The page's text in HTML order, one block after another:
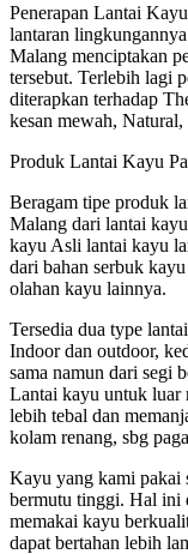
Penerapan Lantai
lantaran
Malang menciptakan
tersebut. Terlebih lagi
diterapkan terhadap
kesan mewah,
Produk Lantai Kayu
Beragam tipe produk
Malang dari lantai
kayu Asli lantai kayu
dari bahan serbuk
olahan kayu lainnya.
Tersedia dua type
Indoor dan outdoor,
sama namun dari segi
Lantai kayu untuk luar
lebih tebal dan
kolam renang, sbg
Kayu yang kami pakai
bermutu tinggi. Hal ini
memakai kayu
dapat bertahan lebih